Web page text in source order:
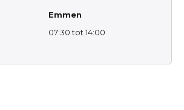
Emmen
07:30 tot 14:00